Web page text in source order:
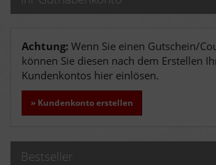
Achtung: Wenn Sie einen Gutschein/
können Sie diesen nach dem Erstellen
Kundenkontos hier einlösen.
» Kundenkonto erstellen
Bestseller